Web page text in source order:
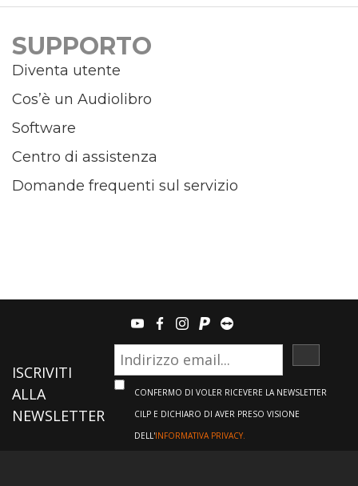
SUPPORTO
Diventa utente
Cos’è un Audiolibro
Software
Centro di assistenza
Domande frequenti sul servizio
youtubefacebook
instagram
paypalteamviewer
ISCRIVITI
ALLA
NEWSLETTER
CONFERMO DI VOLER RICEVERE LA NEWSLETTER
CILP E DICHIARO DI AVER PRESO VISIONE
DELL'INFORMATIVA PRIVACY.